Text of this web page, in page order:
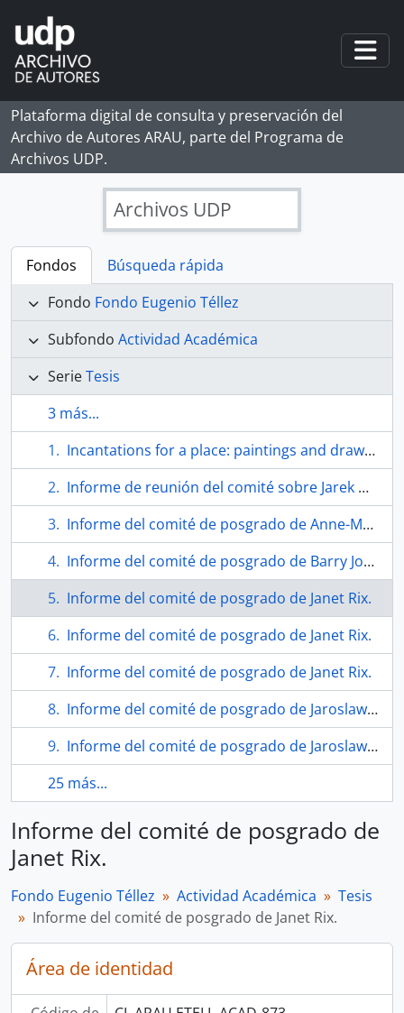
Skip to main content
Plataforma digital de consulta y preservación del
Archivo de Autores ARAU, parte del Programa de
Archivos UDP.
Archivos UDP
Fondos
Búsqueda rápida
Fondo Fondo Eugenio Téllez
Subfondo Actividad Académica
SerieTesis
3 más...
Incantations for a place: paintings and drawings. Tesis
Informe de reunión del comité sobre Jarek Gwiazda.
Informe del comité de posgrado de Anne-Marie Cosgrove.
Informe del comité de posgrado de Barry Jones.
Informe del comité de posgrado de Janet Rix.
Informe del comité de posgrado de Janet Rix.
Informe del comité de posgrado de Janet Rix.
Informe del comité de posgrado de Jaroslaw Gwiazda.
Informe del comité de posgrado de Jaroslaw Gwiazda.
25 más...
Informe del comité de posgrado de
Janet Rix.
Fondo Eugenio Téllez Actividad Académica
Tesis
Informe del comité de posgrado de Janet Rix.
Área de identidad